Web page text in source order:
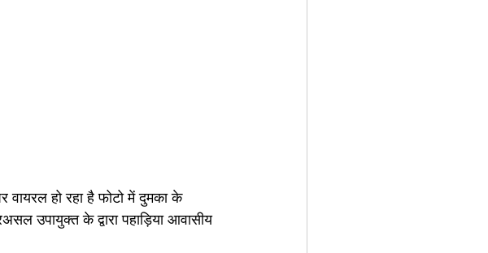
हो रहा है फोटो में दुमका के
उपायुक्त के द्वारा पहाड़िया आवासीय